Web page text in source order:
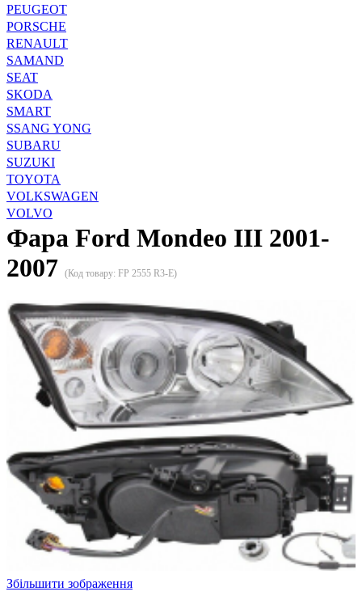
PEUGEOT
PORSCHE
RENAULT
SAMAND
SEAT
SKODA
SMART
SSANG YONG
SUBARU
SUZUKI
TOYOTA
VOLKSWAGEN
VOLVO
Фара Ford Mondeo III 2001-
2007 (Код товару: FP 2555 R3-E)
Збільшити зображення